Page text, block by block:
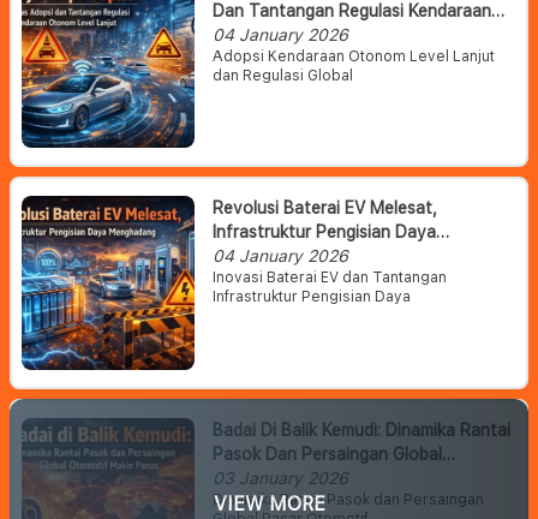
Dan Tantangan Regulasi Kendaraan
Otonom Level Lanjut
04 January 2026
Adopsi Kendaraan Otonom Level Lanjut
dan Regulasi Global
Revolusi Baterai EV Melesat,
Infrastruktur Pengisian Daya
Menghadang
04 January 2026
Inovasi Baterai EV dan Tantangan
Infrastruktur Pengisian Daya
Badai Di Balik Kemudi: Dinamika Rantai
Pasok Dan Persaingan Global
Otomotif Makin Panas
03 January 2026
Dinamika Rantai Pasok dan Persaingan
VIEW MORE